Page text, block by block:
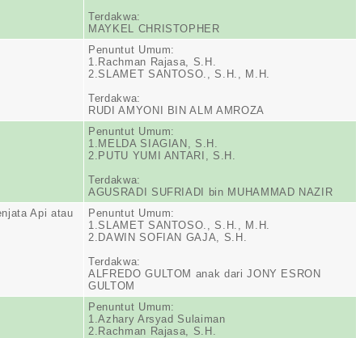
Terdakwa:
MAYKEL CHRISTOPHER
Penuntut Umum:
1.Rachman Rajasa, S.H.
2.SLAMET SANTOSO., S.H., M.H.
Terdakwa:
RUDI AMYONI BIN ALM AMROZA
Penuntut Umum:
1.MELDA SIAGIAN, S.H.
2.PUTU YUMI ANTARI, S.H.
Terdakwa:
AGUSRADI SUFRIADI bin MUHAMMAD NAZIR
Api atau
Penuntut Umum:
1.SLAMET SANTOSO., S.H., M.H.
2.DAWIN SOFIAN GAJA, S.H.
Terdakwa:
ALFREDO GULTOM anak dari JONY ESRON
GULTOM
Penuntut Umum:
1.Azhary Arsyad Sulaiman
2.Rachman Rajasa, S.H.